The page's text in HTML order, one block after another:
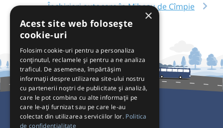
Închirieri autocare în Miheșu de Cîmpie
Pentru Călători
×
Acest site web folosește
cookie-uri
Folosim cookie-uri pentru a personaliza
conținutul, reclamele și pentru a ne analiza
traficul. De asemenea, împărtășim
informații despre utilizarea site-ului nostru
cu partenerii noștri de publicitate și analiză,
care le pot combina cu alte informații pe
care le-ați furnizat sau pe care le-au
colectat din utilizarea serviciilor lor. Politica
de confidențialitate